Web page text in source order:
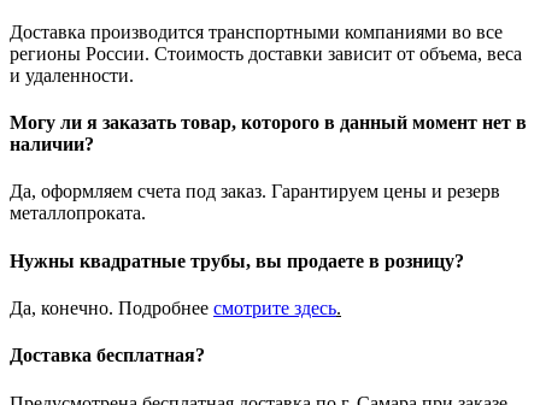
Доставка производится транспортными компаниями во все
регионы России. Стоимость доставки зависит от объема, веса
и удаленности.
Могу ли я заказать товар, которого в данный момент нет в
наличии?
Да, оформляем счета под заказ. Гарантируем цены и резерв
металлопроката.
Нужны квадратные трубы, вы продаете в розницу?
Да, конечно. Подробнее смотрите здесь.
Доставка бесплатная?